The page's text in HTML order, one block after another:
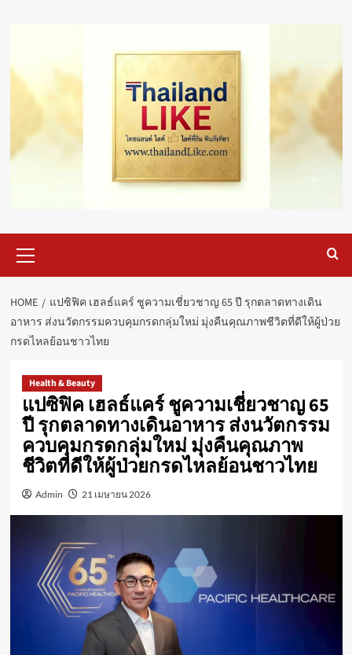
Menu
HOME
แปซิฟิค เฮลธ์แคร์ ชูความเชี่ยวชาญ 65 ปี รุกตลาดทางเดิน
อาหาร ส่งนวัตกรรมควบคุมกรดกลุ่มใหม่ มุ่งคืนคุณภาพชีวิตที่ดีให้ผู้ป่วย
กรดไหลย้อนชาวไทย
Health & Beauty
แปซิฟิค เฮลธ์แคร์ ชูความเชี่ยวชาญ 65
ปี รุกตลาดทางเดินอาหาร ส่งนวัตกรรม
ควบคุมกรดกลุ่มใหม่ มุ่งคืนคุณภาพ
ชีวิตที่ดีให้ผู้ป่วยกรดไหลย้อนชาวไทย
Admin 21 เมษายน 2026